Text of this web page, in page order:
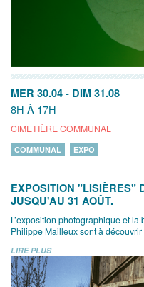
MER 30.04 - DIM 31.08
8H À 17H
CIMETIÈRE COMMUNAL
COMMUNAL EXPO
EXPOSITION "LISIÈRES"
JUSQU'AU 31 AOÛT.
L’exposition photographique et
Philippe Mailleux sont à découvrir
LIRE PLUS